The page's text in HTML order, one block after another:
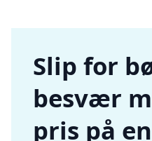
Slip for
besvær
pris på